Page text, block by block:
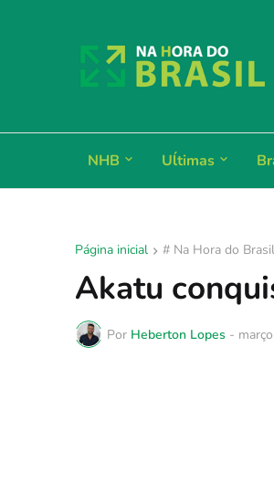
NHB Uĺtimas
Página inicial # Na Hora do Brasil
Akatu
Por Heberton Lopes -